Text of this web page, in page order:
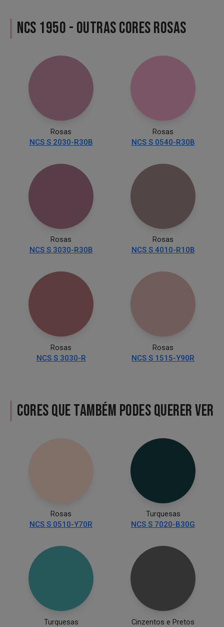
NCS 1950 - OUTRAS CORES ROSAS
Rosas
NCS S 2030-R30B
Rosas
NCS S 0540-R30B
Rosas
NCS S 3030-R30B
Rosas
NCS S 4010-R10B
Rosas
NCS S 3030-R
Rosas
NCS S 1515-Y90R
CORES QUE TAMBÉM PODES QUERER VER
Rosas
NCS S 0510-Y70R
Turquesas
NCS S 7020-B30G
Turquesas Cinzentos e Pretos